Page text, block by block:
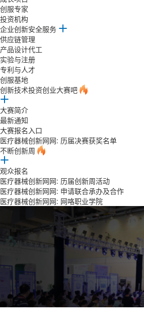
创服专家
投资机构
企业创新安全服务
供应链管理
产品设计代工
实验与注册
专利与人才
创服基地
创新技术投资创业大赛吧
大赛简介
最新通知
大赛报名入口
医疗器械创新网网: 历届决赛获奖名单
不断创新周
观众报名
医疗器械创新网网: 历届创新周活动
医疗器械创新网网: 申请联合承办及合作
医疗器械创新网网: 网咯职业学院